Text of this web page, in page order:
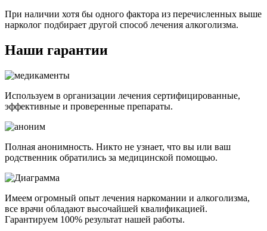
При наличии хотя бы одного фактора из перечисленных выше
нарколог подбирает другой способ лечения алкоголизма.
Наши гарантии
Используем в организации лечения сертифицированные,
эффективные и проверенные препараты.
Полная анонимность. Никто не узнает, что вы или ваш
родственник обратились за медицинской помощью.
Имеем огромный опыт лечения наркомании и алкоголизма,
все врачи обладают высочайшей квалификацией.
Гарантируем 100% результат нашей работы.